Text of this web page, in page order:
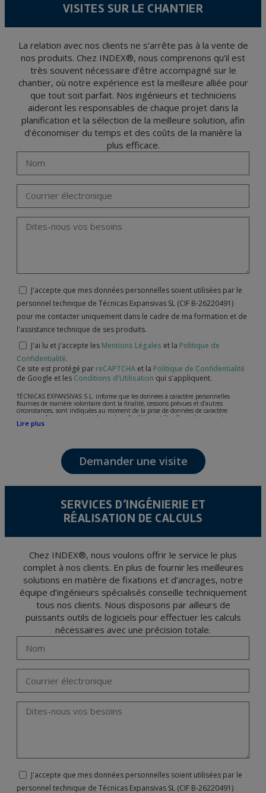
la santé, ces donnée n'étant pas cryptées.
et d'opposition en vertu des dispositions au Règlement Général sur la Protection des
votre pièce d’identité, à P.I. La Portalada II | c/ Segador 13, 26006 | Logroño (La
Rioja).
VISITES SUR LE CHANTIER
La relation avec nos clients ne s’arrête pas à la vente de
nos produits. Chez INDEX®, nous comprenons qu’il est
très souvent nécessaire d’être accompagné sur le
chantier, où notre expérience est la meilleure alliée pour
que tout soit parfait. Nos ingénieurs et techniciens
aideront les responsables de chaque projet dans la
planification et la sélection de la meilleure solution, afin
d’économiser du temps et des coûts de la manière la
plus efficace.
J'accepte que mes données personnelles soient utilisées par le
personnel technique de Técnicas Expansivas SL (CIF B-26220491)
pour me contacter uniquement dans le cadre de ma formation et de
l'assistance technique de ses produits.
J'ai lu et j'accepte les Mentions Légales et la Politique de
Confidentialité.
Ce site est protégé par reCAPTCHA et la Politique de Confidentialité
de Google et les Conditions d'Utilisation qui s'appliquent.
TÉCNICAS EXPANSIVAS S.L. informe que les données à caractère personnelles
fournies de manière volontaire dont la finalité, cessions prévues et d’autres
circonstances, sont indiquées au moment de la prise de données de caractère
personne, bien que, suivant le cas, leur finalité peut être l’une des suivantes,
l’attention de votre demande, litige ou requise, maintien de la relation établie, la
Les données de nos fichiers sont absolument confidentielles et seront traitées avec la
plus grande confidentialité et répondent à toutes les exigences prévues par la loi
15/1999 du 13 décembre sur la protection des données personnelles.
conformément à la législation de Protection des données, telles que celles relatives à
la santé, ces donnée n'étant pas cryptées.
L’usager peut à tout moment exercer son droit d'accès, de rectification, d'annulation
et d'opposition en vertu des dispositions au Règlement Général sur la Protection des
votre pièce d’identité, à P.I. La Portalada II | c/ Segador 13, 26006 | Logroño (La
Lire plus
Demander une visite
SERVICES D’INGÉNIERIE ET
RÉALISATION DE CALCULS
Chez INDEX®, nous voulons offrir le service le plus
complet à nos clients. En plus de fournir les meilleures
solutions en matière de fixations et d’ancrages, notre
équipe d’ingénieurs spécialisés conseille techniquement
tous nos clients. Nous disposons par ailleurs de
puissants outils de logiciels pour effectuer les calculs
nécessaires avec une précision totale.
J'accepte que mes données personnelles soient utilisées par le
personnel technique de Técnicas Expansivas SL (CIF B-26220491)